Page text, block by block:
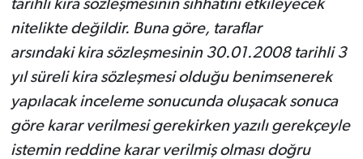
tarihli kira sözleşmesinin sıhhatini etkileyecek
nitelikte değildir. Buna göre, taraflar
arsındaki kira sözleşmesinin 30.01.2008 tarihli 3
yıl süreli kira sözleşmesi olduğu benimsenerek
yapılacak inceleme sonucunda oluşacak sonuca
göre karar verilmesi gerekirken yazılı gerekçeyle
istemin reddine karar verilmiş olması doğru